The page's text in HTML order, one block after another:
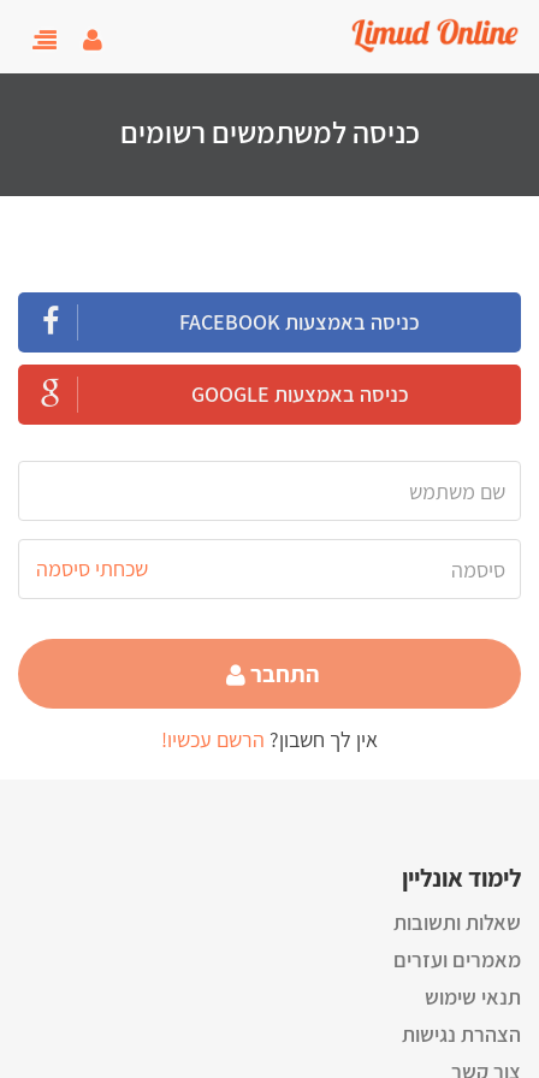
menu
כניסה למשתמשים רשומים
כניסה באמצעות FACEBOOK
כניסה באמצעות GOOGLE
שכחתי סיסמה
התחבר
אין לך חשבון? הרשם עכשיו!
לימוד אונליין
שאלות ותשובות
מאמרים ועזרים
תנאי שימוש
הצהרת נגישות
צור קשר